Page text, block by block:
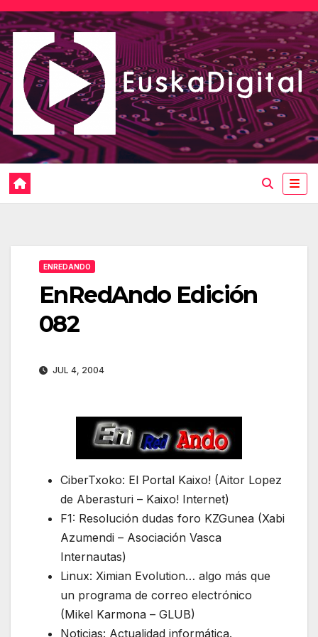
Saltar
al
contenido
ENREDANDO
EnRedAndo Edición
082
JUL 4, 2004
CiberTxoko: El Portal Kaixo! (Aitor Lopez
de Aberasturi – Kaixo! Internet)
F1: Resolución dudas foro KZGunea (Xabi
Azumendi – Asociación Vasca
Internautas)
Linux: Ximian Evolution… algo más que
un programa de correo electrónico
(Mikel Karmona – GLUB)
Noticias: Actualidad informática.